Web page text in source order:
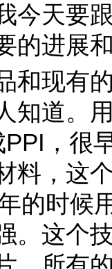
今天要
的进展
现有的
知道。
，很
料，这
的时候
。这个